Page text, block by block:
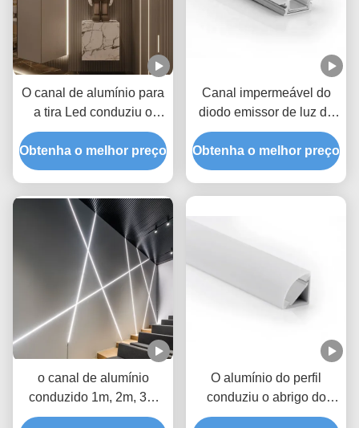
O canal de alumínio para
a tira Led conduziu o
canal impermeável do
diodo emissor de luz de
IP65 H8.7mm para a
Obtenha o melhor preço
Canal impermeável do
diodo emissor de luz do
comprimento
W18mm*H8.7mm do
alumínio 2m de Profil
Obtenha o melhor preço
o canal de alumínio
conduzido 1m, 2m, 3m
dentro de 8mm conduziu
O alumínio do perfil
conduziu o abrigo do
canal impermeável do